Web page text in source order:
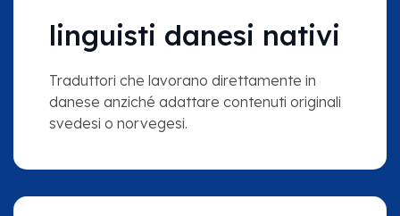
linguisti danesi nativi
Traduttori che lavorano direttamente in
danese anziché adattare contenuti originali
svedesi o norvegesi.